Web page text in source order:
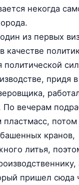
некогда
из первых
качестве
политической
придя
По вечерам
потом
кранов,
литья,
пришел сюда